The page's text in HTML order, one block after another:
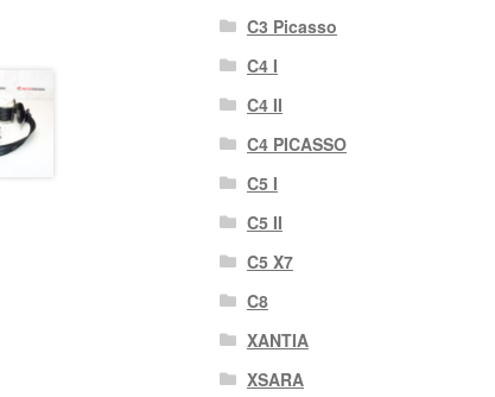
C3 Picasso
C4 I
C4 II
C4 PICASSO
C5 I
C5 II
C5 X7
C8
XANTIA
XSARA